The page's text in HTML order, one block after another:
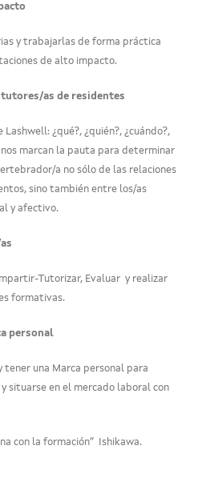
y trabajarlas de forma práctica
de alto impacto.
as de residentes
¿qué?, ¿quién?, ¿cuándo?,
nos marcan la pauta para determinar
a no sólo de las relaciones
sino también entre los/as
y afectivo.
Tutorizar, Evaluar y realizar
formativas.
personal
una Marca personal para
situarse en el mercado laboral con
con la formación” Ishikawa.